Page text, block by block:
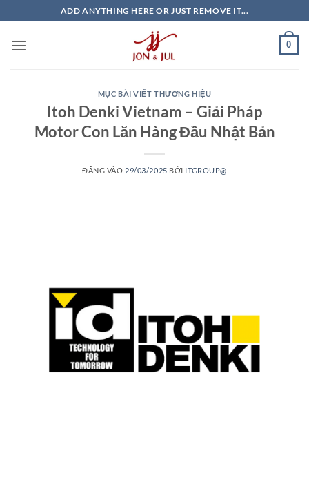
qua
nội
ADD ANYTHING HERE OR JUST REMOVE IT...
0
MỤC BÀI VIẾT THƯƠNG HIỆU
Itoh Denki Vietnam – Giải Pháp
Motor Con Lăn Hàng Đầu Nhật Bản
ĐĂNG VÀO 29/03/2025 BỞI ITGROUP@